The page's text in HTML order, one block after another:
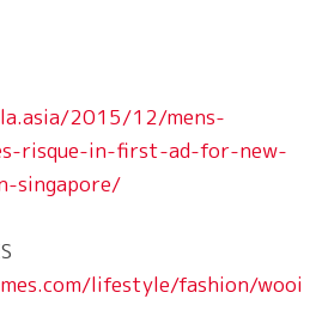
2015/12/mens-
risque-in-first-ad-for-new-
singapore/
lifestyle/fashion/wooi